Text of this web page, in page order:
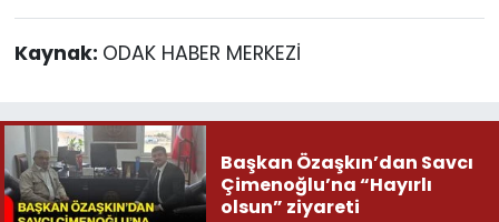
Kaynak: ODAK HABER MERKEZİ
Başkan Özaşkın’dan Savcı
Çimenoğlu’na “Hayırlı
olsun” ziyareti